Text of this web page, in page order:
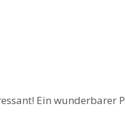
Ein wunderbarer